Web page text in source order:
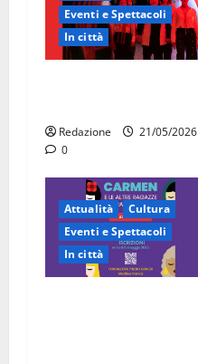
Eventi e Spettacoli
In città
Redazione
21/05/2026
0
Attualità
Cultura
Eventi e Spettacoli
In città